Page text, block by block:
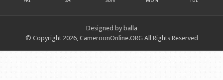
Designed by balla
© Copyright 2026, CameroonOnline.ORG All Rights Reserved